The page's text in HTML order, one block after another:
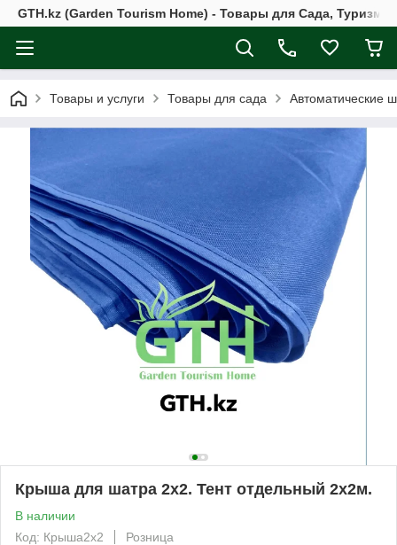
GTH.kz (Garden Tourism Home) - Товары для Сада, Туризма
Товары и услуги Товары для сада Автоматические
Крыша для шатра 2х2. Тент отдельный 2х2м.
В наличии
Код: Крыша2х2
Розница